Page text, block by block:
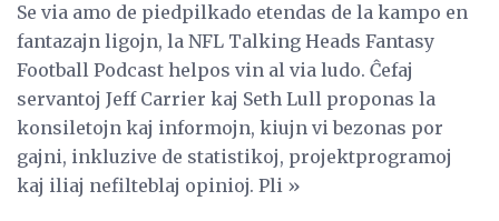
Se via amo de piedpilkado etendas de la kampo en
fantazajn ligojn, la NFL Talking Heads Fantasy
Football Podcast helpos vin al via ludo. Ĉefaj
servantoj Jeff Carrier kaj Seth Lull proponas la
konsiletojn kaj informojn, kiujn vi bezonas por
gajni, inkluzive de statistikoj, projektprogramoj
kaj iliaj nefilteblaj opinioj. Pli »